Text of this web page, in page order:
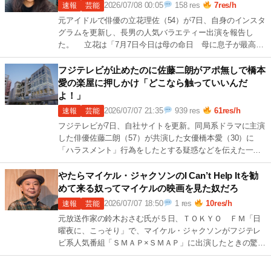
速報 芸能 2026/07/08 00:05 158 res
7res/h
元アイドルで俳優の立花理佐（54）が7日、自身のインスタ
グラムを更新し、長男の人気バラエティー出演を報告し
た。 立花は「7月7日今日は母の命日 母に息子が最高の
プレゼント」と記し、「今日７月７ 続きを読む →
6r
[…]
フジテレビが止めたのに佐藤二朗がアポ無しで橋本
愛の楽屋に押しかけ「どこなら触っていいんだ
よ！」
速報 芸能 2026/07/07 21:35 939 res
61res/h
フジテレビが7日、自社サイトを更新。同局系ドラマに主演
した俳優佐藤二朗（57）が共演した女優橋本愛（30）に
「ハラスメント」行為をしたとする疑惑などを伝えた一部
週刊誌報道を受け、2日に続き、改めて 続きを読む →
6
[…]
やたらマイケル・ジャクソンのI Can’t Help Itを勧
めて来る奴ってマイケルの映画を見た奴だろ
速報 芸能 2026/07/07 18:50 1 res
10res/h
元放送作家の鈴木おさむ氏が５日、ＴＯＫＹＯ ＦＭ「日
曜夜に、こっそり」で、マイケル・ジャクソンがフジテレ
ビ系人気番組「ＳＭＡＰ×ＳＭＡＰ」に出演したときの驚き
の出演料をポロリと話した。 映画「 続きを読む →
9r